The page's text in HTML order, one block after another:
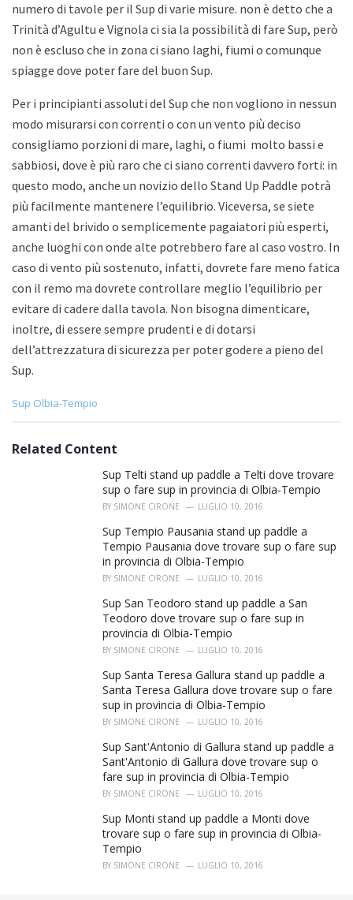
numero di tavole per il Sup di varie misure. non è detto che a
Trinità d’Agultu e Vignola ci sia la possibilità di fare Sup, però
non è escluso che in zona ci siano laghi, fiumi o comunque
spiagge dove poter fare del buon Sup.
Per i principianti assoluti del Sup che non vogliono in nessun
modo misurarsi con correnti o con un vento più deciso
consigliamo porzioni di mare, laghi, o fiumi molto bassi e
sabbiosi, dove è più raro che ci siano correnti davvero forti: in
questo modo, anche un novizio dello Stand Up Paddle potrà
più facilmente mantenere l’equilibrio. Viceversa, se siete
amanti del brivido o semplicemente pagaiatori più esperti,
anche luoghi con onde alte potrebbero fare al caso vostro. In
caso di vento più sostenuto, infatti, dovrete fare meno fatica
con il remo ma dovrete controllare meglio l’equilibrio per
evitare di cadere dalla tavola. Non bisogna dimenticare,
inoltre, di essere sempre prudenti e di dotarsi
dell’attrezzatura di sicurezza per poter godere a pieno del
Sup.
C
e
Sup Olbia-Tempio
Related Content
Sup Telti stand up paddle a Telti dove trovare
sup o fare sup in provincia di Olbia-Tempio
BY SIMONE CIRONE LUGLIO 10, 2016
Sup Tempio Pausania stand up paddle a
Tempio Pausania dove trovare sup o fare sup
in provincia di Olbia-Tempio
BY SIMONE CIRONE LUGLIO 10, 2016
Sup San Teodoro stand up paddle a San
Teodoro dove trovare sup o fare sup in
provincia di Olbia-Tempio
BY SIMONE CIRONE LUGLIO 10, 2016
Sup Santa Teresa Gallura stand up paddle a
Santa Teresa Gallura dove trovare sup o fare
sup in provincia di Olbia-Tempio
BY SIMONE CIRONE LUGLIO 10, 2016
Sup Sant'Antonio di Gallura stand up paddle a
Sant'Antonio di Gallura dove trovare sup o
fare sup in provincia di Olbia-Tempio
BY SIMONE CIRONE LUGLIO 10, 2016
Sup Monti stand up paddle a Monti dove
trovare sup o fare sup in provincia di Olbia-
Tempio
BY SIMONE CIRONE LUGLIO 10, 2016